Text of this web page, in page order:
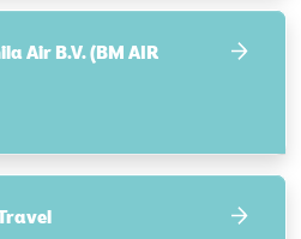
Air B.V. (BM AIR